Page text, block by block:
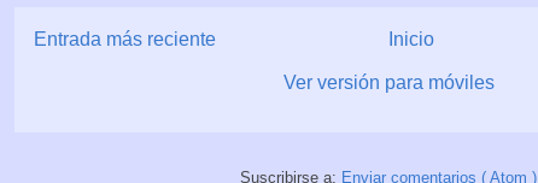
Entrada más reciente Inicio
Ver versión para móviles
Suscribirse a: Enviar comentarios ( Atom )